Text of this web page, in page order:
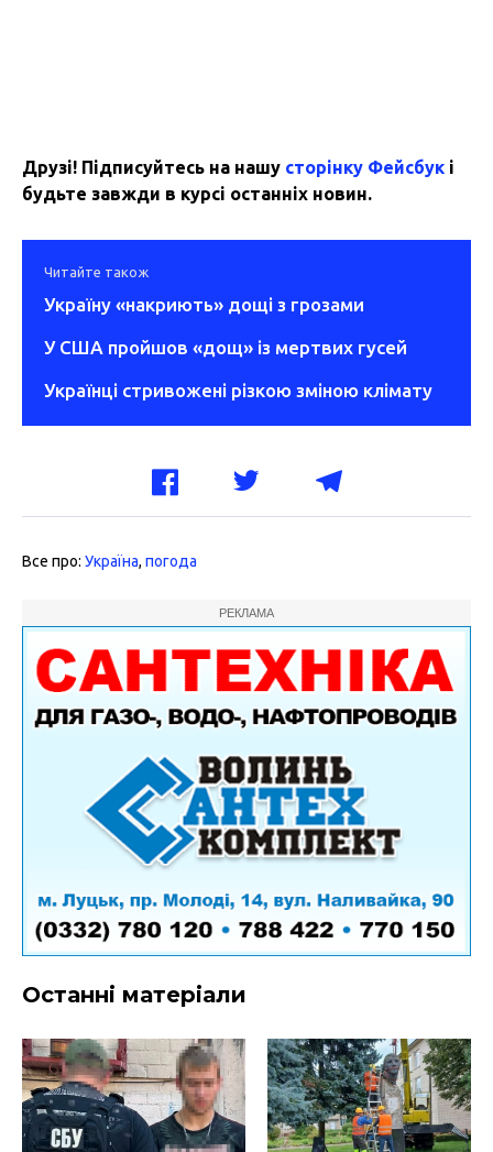
Друзі! Підписуйтесь на нашу сторінку Фейсбук і
будьте завжди в курсі останніх новин.
Читайте також
Україну «накриють» дощі з грозами
У США пройшов «дощ» із мертвих гусей
Українці стривожені різкою зміною клімату
Все про: Україна, погода
РЕКЛАМА
Останні матеріали